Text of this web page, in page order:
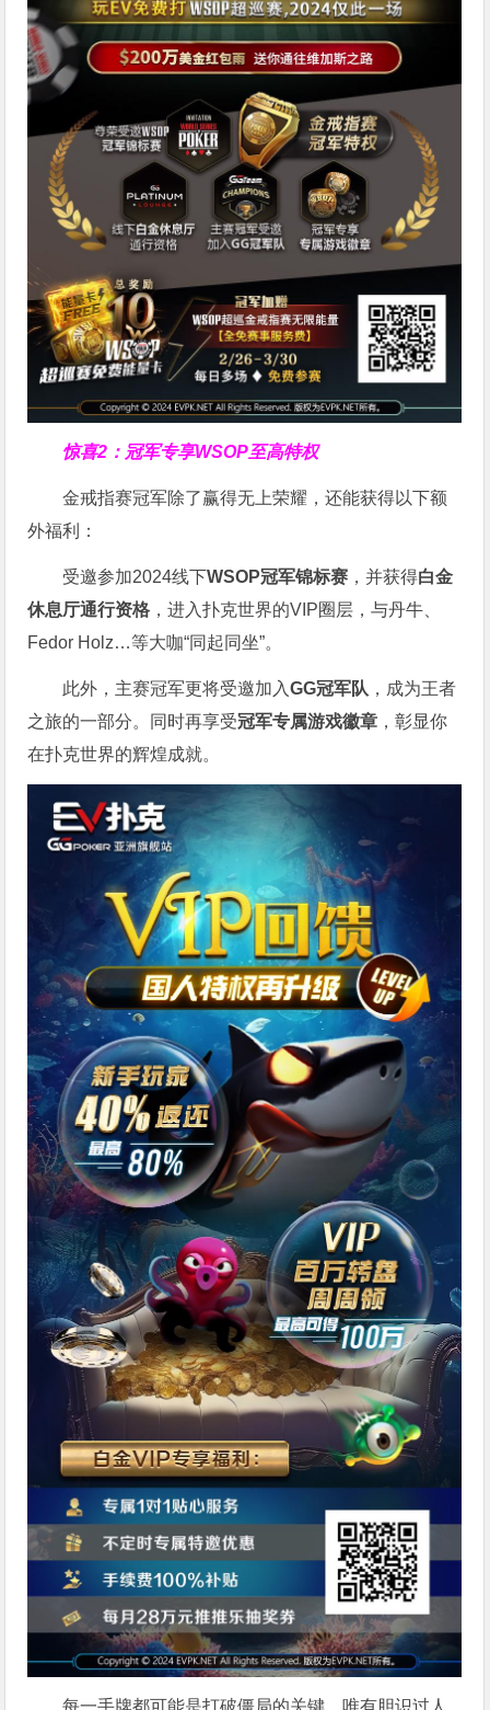
惊喜2：冠军专享WSOP至高特权
金戒指赛冠军除了赢得无上荣耀，还能获得以下额
外福利：
受邀参加2024线下WSOP冠军锦标赛 ，并获得白金
休息厅通行资格 ，进入扑克世界的VIP圈层，与丹牛、
Fedor Holz…等大咖“同起同坐”。
此外，主赛冠军更将受邀加入GG冠军队 ，成为王者
之旅的一部分。同时再享受冠军专属游戏徽章 ，彰显你
在扑克世界的辉煌成就。